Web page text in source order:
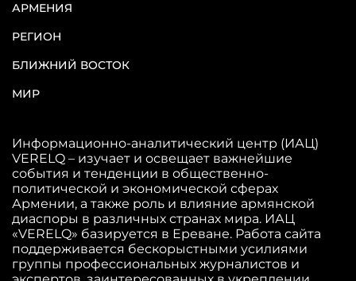
АРМЕНИЯ
РЕГИОН
БЛИЖНИЙ ВОСТОК
МИР
Информационно-аналитический центр (ИАЦ)
VERELQ – изучает и освещает важнейшие
события и тенденции в общественно-
политической и экономической сферах
Армении, а также роль и влияние армянской
диаспоры в различных странах мира. ИАЦ
«VERELQ» базируется в Ереване. Работа сайта
поддерживается бескорыстными усилиями
группы профессиональных журналистов и